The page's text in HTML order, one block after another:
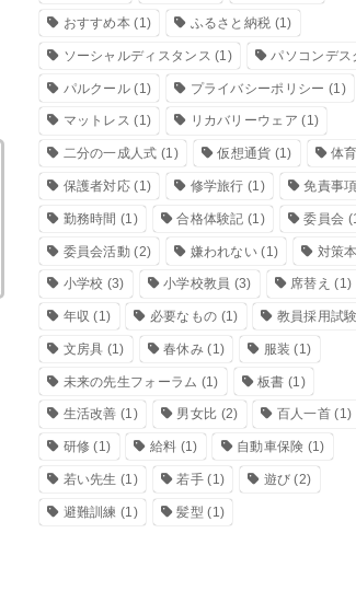
おすすめ本 (1) ふるさと納税 (1)
ソーシャルディスタンス (1) パソコンデス
パルクール (1) プライバシーポリシー (1)
マットレス (1) リカバリーウェア (1)
二分の一成人式 (1) 仮想通貨 (1) 体育
保護者対応 (1) 修学旅行 (1) 免責事項
勤務時間 (1) 合格体験記 (1) 委員会
委員会活動 (2) 嫌われない (1) 対策本
小学校 (3) 小学校教員 (3) 席替え (1)
年収 (1) 必要なもの (1) 教員採用試験
文房具 (1) 春休み(1) 服装 (1)
未来の先生フォーラム (1) 板書 (1)
生活改善 (1) 男女比 (2) 百人一首 (1)
研修 (1) 給料 (1) 自動車保険 (1)
若い先生 (1) 若手(1) 遊び (2)
避難訓練 (1) 髪型 (1)